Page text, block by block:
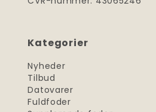
Kategorier
Nyheder
Tilbud
Datovarer
Fuldfoder